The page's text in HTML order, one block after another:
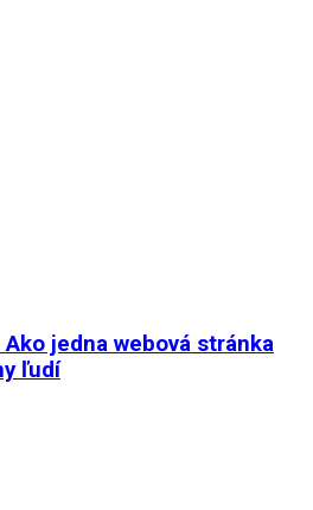
Ako jedna webová stránka
ľudí